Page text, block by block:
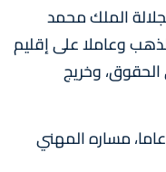
الملك محمد
وعاملا على إقليم
وخريج
وبدأ السيد خليل، البالغ من العمر 63 عاما، مساره المهني